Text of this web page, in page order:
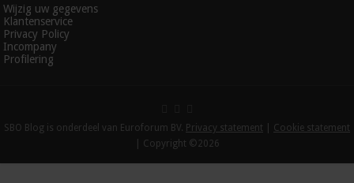
Wijzig uw gegevens
Klantenservice
Privacy Policy
Incompany
Profilering
SBO Blog is onderdeel van Euroforum BV. Privacy statement
Cookie statement
| Copyright ©2026